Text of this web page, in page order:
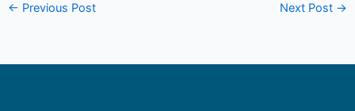
← Previous Post Next Post →